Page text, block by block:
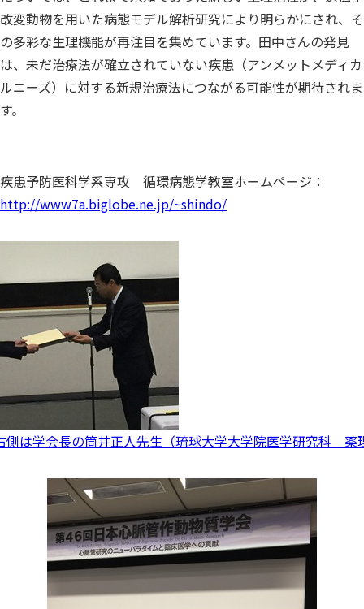
改変動物を用いた病態モデル解析研究により明らかにされ、そ
の多彩な生理機能が再注目を集めています。田中さんの発見
は、未だ治療法が確立されていない疾患（アンメットメディカ
ルニーズ）に対する新規治療法につながる可能性が期待されま
す。
疾患予防医科学系専攻 循環病態学教室ホームページ：
http://www7a.biglobe.ne.jp/~shindo/
側は学会長の筒井正人先生（琉球大学大学院医学研究科 薬